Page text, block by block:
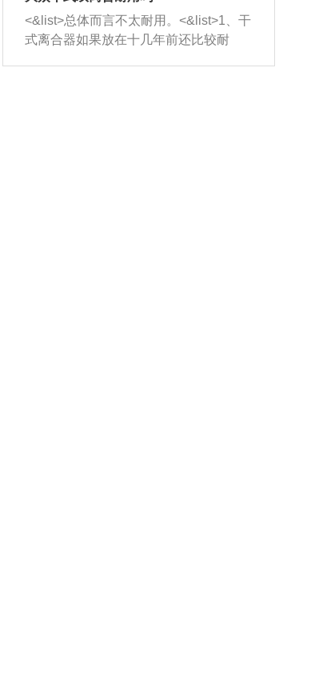
催化器得到清洗，排气管堵塞的情况就
能够得到解决。
机油粘度过小的话，同样会有烧机油现
象，机油粘度过小具有很好的流动性，
店；<&list>2.车辆半轴套管防尘罩破
裂，破裂后会出现漏油现象，使半轴磨
损严重，磨损的半轴容易损坏，产生异
响；<&list>3.稳定器的转向胶套和球头
<&list>总体而言不太耐用。<&list>1、干
式离合器如果放在十几年前还比较耐